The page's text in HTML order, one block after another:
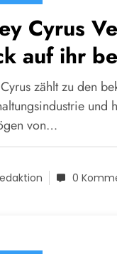
Cyrus
auf ihr
zählt zu den
und
von…
0